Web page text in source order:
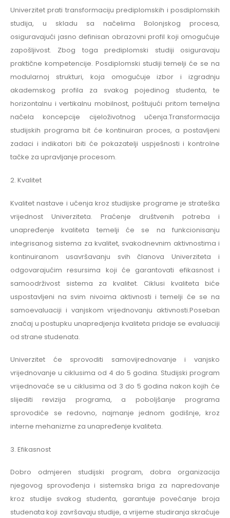
Univerzitet prati transformaciju prediplomskih i posdiplomskih
studija, u skladu sa načelima Bolonjskog procesa,
osiguravajući jasno definisan obrazovni profil koji omogućuje
zapošljivost. Zbog toga prediplomski studiji osiguravaju
praktične kompetencije. Posdiplomski studiji temelji će se na
modularnoj strukturi, koja omogućuje izbor i izgradnju
akademskog profila za svakog pojedinog studenta, te
horizontalnu i vertikalnu mobilnost, poštujući pritom temeljna
načela koncepcije cijeloživotnog učenja.Transformacija
studijskih programa bit će kontinuiran proces, a postavljeni
zadaci i indikatori biti će pokazatelji uspješnosti i kontrolne
tačke za upravljanje procesom.
2. Kvalitet
Kvalitet nastave i učenja kroz studijske programe je strateška
vrijednost Univerziteta. Praćenje društvenih potreba i
unapređenje kvaliteta temelji će se na funkcionisanju
integrisanog sistema za kvalitet, svakodnevnim aktivnostima i
kontinuiranom usavršavanju svih članova Univerziteta i
odgovarajućim resursima koji će garantovati efikasnost i
samoodrživost sistema za kvalitet. Ciklusi kvaliteta biće
uspostavljeni na svim nivoima aktivnosti i temelji će se na
samoevaluaciji i vanjskom vrijednovanju aktivnosti.Poseban
značaj u postupku unapredjenja kvaliteta pridaje se evaluaciji
od strane studenata.
Univerzitet će sprovoditi samovijrednovanje i vanjsko
vrijednovanje u ciklusima od 4 do 5 godina. Studijski program
vrijednovaće se u ciklusima od 3 do 5 godina nakon kojih će
slijediti revizija programa, a poboljšanje programa
sprovodiće se redovno, najmanje jednom godišnje, kroz
interne mehanizme za unapređenje kvaliteta.
3. Efikasnost
Dobro odmjeren studijski program, dobra organizacija
njegovog sprovođenja i sistemska briga za napredovanje
kroz studije svakog studenta, garantuje povećanje broja
studenata koji završavaju studije, a vrijeme studiranja skraćuje